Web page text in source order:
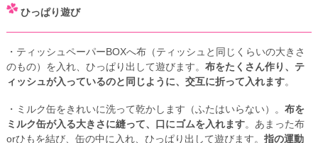
ひっぱり遊び
・ティッシュペーパーBOXへ布（ティッシュと同じくらいの大きさ
のもの）を入れ、ひっぱり出して遊びます。 布をたくさん作り、テ
ィッシュが入っているのと同じように、交互に折って入れます。
・ミルク缶をきれいに洗って乾かします（ふたはいらない）。 布を
ミルク缶が入る大きさに縫って、口にゴムを入れます。あまった布
orひもを結び、缶の中に入れ、ひっぱり出して遊びます。 指の運動